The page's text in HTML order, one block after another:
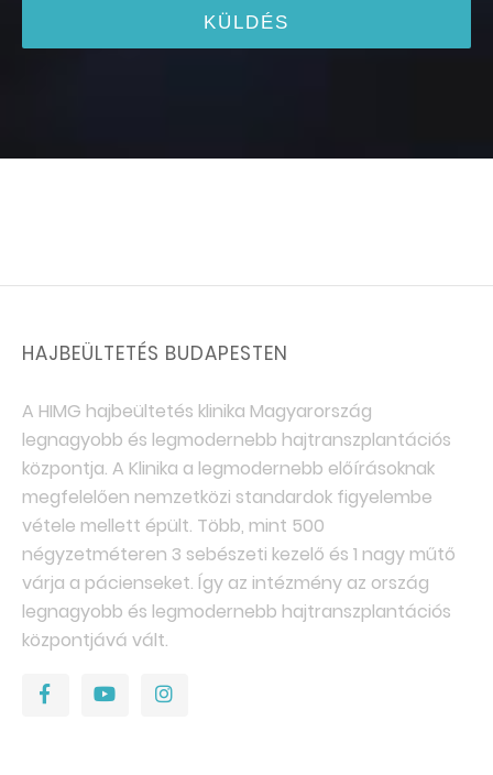
HAJBEÜLTETÉS BUDAPESTEN
A HIMG hajbeültetés klinika Magyarország
legnagyobb és legmodernebb hajtranszplantációs
központja. A Klinika a legmodernebb előírásoknak
megfelelően nemzetközi standardok figyelembe
vétele mellett épült. Több, mint 500
négyzetméteren 3 sebészeti kezelő és 1 nagy műtő
várja a pácienseket. Így az intézmény az ország
legnagyobb és legmodernebb hajtranszplantációs
központjává vált.